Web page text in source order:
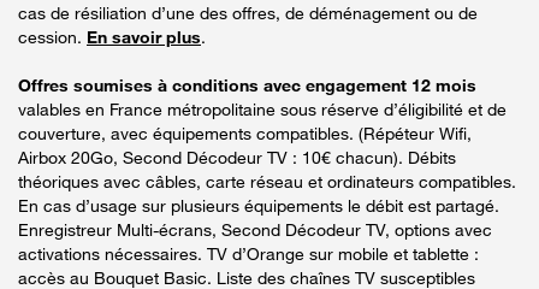
cas de résiliation d’une des offres, de déménagement ou de
cession. En savoir plus.
Offres soumises à conditions avec engagement 12 mois
valables en France métropolitaine sous réserve d’éligibilité et de
couverture, avec équipements compatibles. (Répéteur Wifi,
Airbox 20Go, Second Décodeur TV : 10€ chacun). Débits
théoriques avec câbles, carte réseau et ordinateurs compatibles.
En cas d’usage sur plusieurs équipements le débit est partagé.
Enregistreur Multi-écrans, Second Décodeur TV, options avec
activations nécessaires. TV d’Orange sur mobile et tablette :
accès au Bouquet Basic. Liste des chaînes TV susceptibles